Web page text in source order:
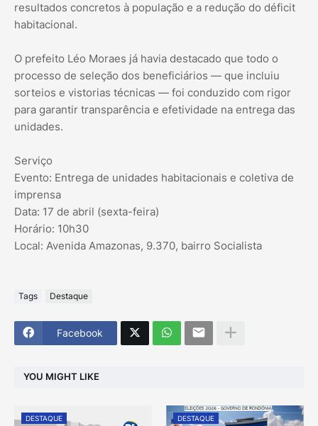
resultados concretos à população e a redução do déficit
habitacional.
O prefeito Léo Moraes já havia destacado que todo o
processo de seleção dos beneficiários — que incluiu
sorteios e vistorias técnicas — foi conduzido com rigor
para garantir transparência e efetividade na entrega das
unidades.
Serviço
Evento: Entrega de unidades habitacionais e coletiva de
imprensa
Data: 17 de abril (sexta-feira)
Horário: 10h30
Local: Avenida Amazonas, 9.370, bairro Socialista
Tags Destaque
Facebook
YOU MIGHT LIKE
DESTAQUE DESTAQUE